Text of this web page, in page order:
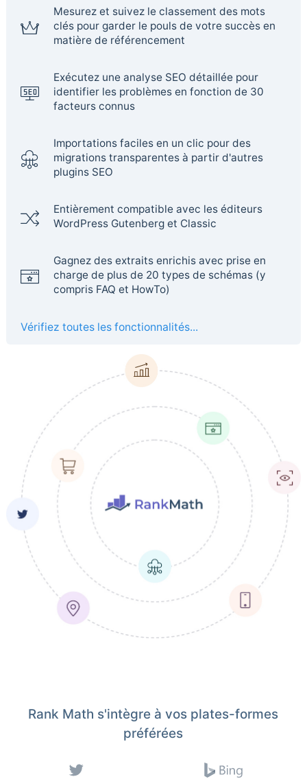
Mesurez et suivez le classement des mots
clés pour garder le pouls de votre succès en
matière de référencement
Exécutez une analyse SEO détaillée pour
identifier les problèmes en fonction de 30
facteurs connus
Importations faciles en un clic pour des
migrations transparentes à partir d'autres
plugins SEO
Entièrement compatible avec les éditeurs
WordPress Gutenberg et Classic
Gagnez des extraits enrichis avec prise en
charge de plus de 20 types de schémas (y
compris FAQ et HowTo)
Vérifiez toutes les fonctionnalités...
Rank Math s'intègre à vos plates-formes
préférées